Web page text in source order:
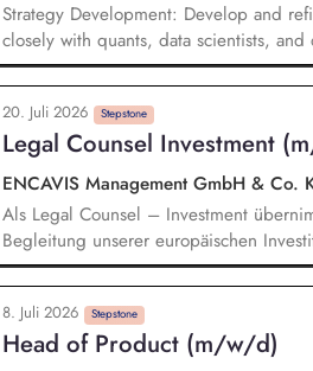
Strategy Development: Develop and
closely with quants, data scientists,
think in scenarios, and ensure we're
Python and other tools to analyze and
strategies. Live Trading: Monitor
anomalies; improve our automated
20. Juli 2026 Stepstone
Legal Counsel Investment
ENCAVIS Management GmbH & Co.
Als Legal Counsel – Investment
Begleitung unserer europäischen
der ersten Analyse bis zum Abschluss,
pragmatische Lösungen in enger
Dabei arbeitest du an der Schnittstelle
maßgeblich zum nachhaltigen
8. Juli 2026 Stepstone
Head of Product (m/w/d)